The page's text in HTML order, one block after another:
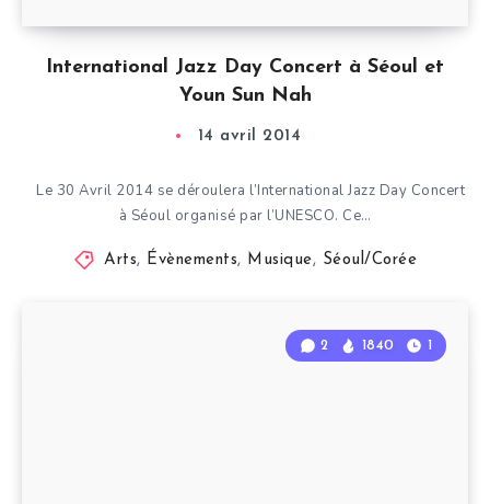
International Jazz Day Concert à Séoul et
Youn Sun Nah
14 avril 2014
Le 30 Avril 2014 se déroulera l’International Jazz Day Concert
à Séoul organisé par l’UNESCO. Ce…
Arts, Évènements, Musique, Séoul/Corée
2 1840 1